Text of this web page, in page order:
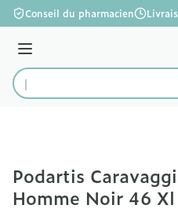
Aller au contenu
Conseil du pharmacien
Menu
Rechercher
Podartis
Homme Noir 46 Xl